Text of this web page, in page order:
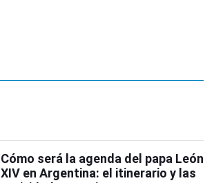
Cómo será la agenda del papa León
XIV en Argentina: el itinerario y las